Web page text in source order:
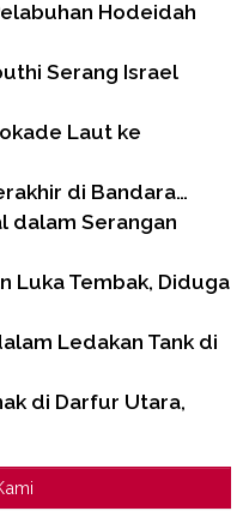
Hodeidah
Serang Israel
Laut ke
di Bandara…
dalam Serangan
Luka Tembak, Diduga
Ledakan Tank di
di Darfur Utara,